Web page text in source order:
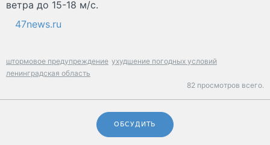
ветра до 15-18 м/с.
47news.ru
штормовое предупреждение ухудшение погодных условий
ленинградская область
82 просмотров всего.
ОБСУДИТЬ